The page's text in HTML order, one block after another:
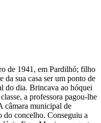
de 1941, em Pardilhó; filho
da sua casa ser um ponto de
do dia. Brincava ao hóquei
a professora pagou-lhe
câmara municipal de
do concelho. Conseguiu a